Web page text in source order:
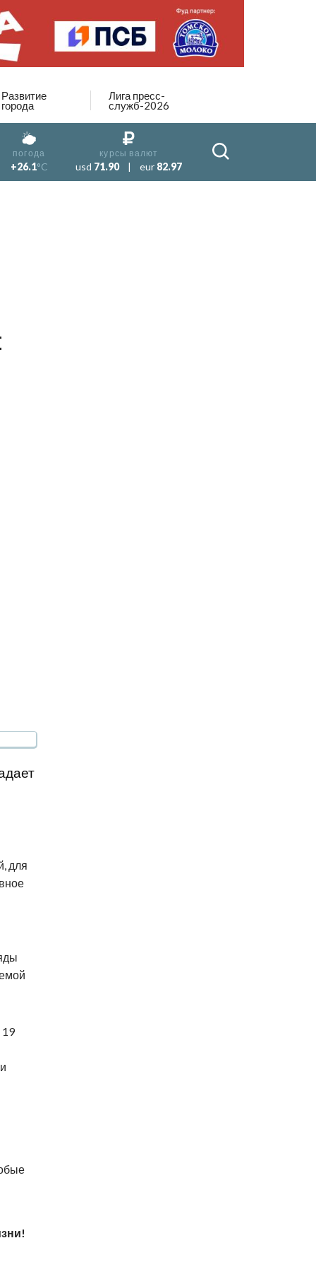
Развитие
города
Лига пресс-
служб-2026
погода
+26.1°C
курсы валют
usd 71.90 | eur 82.97
для
19